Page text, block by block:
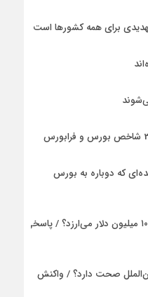
برای همه کشورها است
که دوباره به بورس
یک ساعت از زمان ایلان ماسک ۱۰۰ میلیون دلار می‌ارزد؟ / پاسخی
بین‌الملل صحت دارد؟ / واکنش